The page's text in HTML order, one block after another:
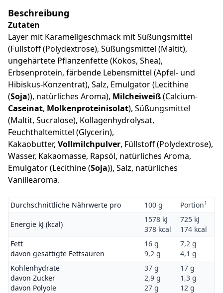
Beschreibung
Zutaten
Layer mit Karamellgeschmack mit Süßungsmittel
(Füllstoff (Polydextrose), Süßungsmittel (Maltit),
ungehärtete Pflanzenfette (Kokos, Shea),
Erbsenprotein, färbende Lebensmittel (Apfel- und
Hibiskus-Konzentrat), Salz, Emulgator (Lecithine
(Soja)), natürliches Aroma), Milcheiweiß(Calcium-
Caseinat, Molkenproteinisolat), Süßungsmittel
(Maltit, Sucralose), Kollagenhydrolysat,
Feuchthaltemittel (Glycerin),
Kakaobutter, Vollmilchpulver, Füllstoff (Polydextrose),
Wasser, Kakaomasse, Rapsöl, natürliches Aroma,
Emulgator (Lecithine (Soja)), Salz, natürliches
Vanillearoma.
Durchschnittliche Nährwerte pro 100 g Portion1
Energie kJ (kcal)
1578 kJ
378 kcal
725 kJ
174 kcal
Fett
davon gesättigte Fettsäuren
16 g
9,2 g
7,2 g
4,1 g
Kohlenhydrate
davon Zucker
davon Polyole
37 g
2,9 g
27 g
17 g
1,3 g
12 g